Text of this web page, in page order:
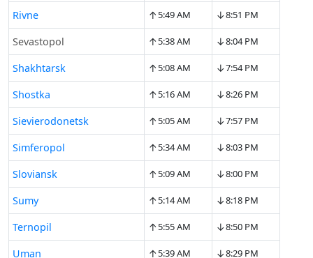
Rivne ↑5:49 AM ↓8:51 PM
Sevastopol ↑5:38 AM ↓8:04 PM
Shakhtarsk ↑5:08 AM ↓7:54 PM
Shostka ↑5:16 AM ↓8:26 PM
Sievierodonetsk ↑5:05 AM ↓7:57 PM
Simferopol ↑5:34 AM ↓8:03 PM
Sloviansk ↑5:09 AM ↓8:00 PM
Sumy ↑5:14 AM ↓8:18 PM
Ternopil ↑5:55 AM ↓8:50 PM
Uman ↑5:39 AM ↓8:29 PM